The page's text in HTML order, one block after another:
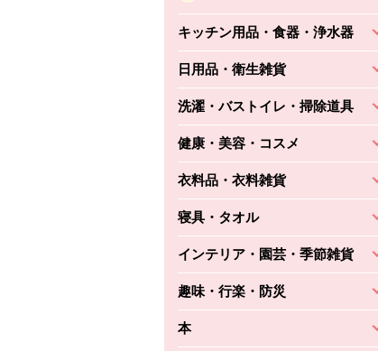
キッチン用品・食器・浄水器
日用品・衛生雑貨
洗濯・バストイレ・掃除道具
健康・美容・コスメ
衣料品・衣料雑貨
寝具・タオル
インテリア・園芸・季節雑貨
趣味・行楽・防災
本